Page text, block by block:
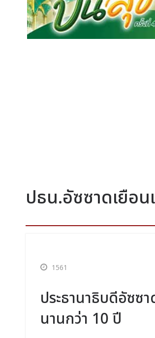
ปธน.อัซซาดเยือ
1561
ประธานาธิบดีอัซซ
นานกว่า 10 ปี